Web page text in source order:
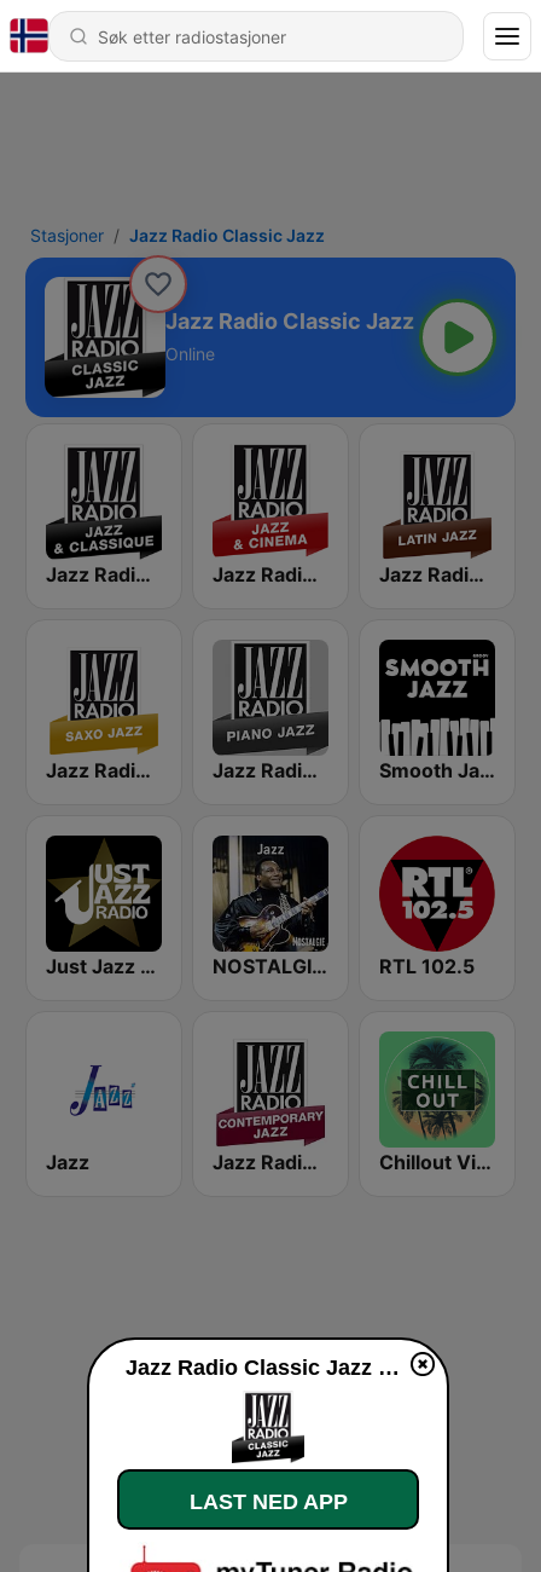
Stasjoner Jazz Radio Classic Jazz
Jazz Radio Classic Jazz
Online
Jazz Radio Jazz & Classique Jazz Radio Jazz & Cinema Jazz Radio Latin Jazz
Jazz Radio Saxo Jazz Jazz Radio Piano Jazz Smooth Jazz - Groov
Just Jazz Radio - Smooth Jazz NOSTALGIE JAZZ RTL 102.5
Jazz Jazz Radio Contemporary Jazz Chillout Vibes
Jazz Radio Classic Jazz direkte
LAST NED APP